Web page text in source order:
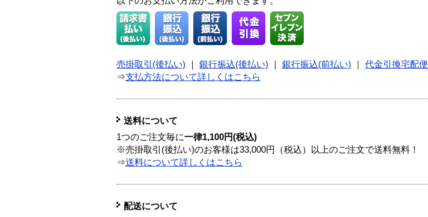
売掛取引(後払い) 銀行振込(後払い) 銀行振込(前払い) 代金引換宅配便
⇒支払方法について詳しくはこちら
送料について
1つのご注文毎に一律1,100円(税込)
※売掛取引(後払い)のお客様は33,000円（税込）以上のご注文で送料無料！
⇒送料について詳しくはこちら
配送について